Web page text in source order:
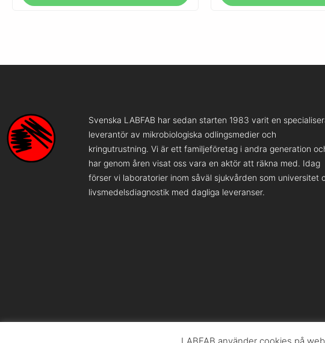
Svenska LABFAB har sedan starten 1983 varit en
leverantör av mikrobiologiska odlingsmedier och
kringutrustning. Vi är ett familjeföretag i andra generation
har genom åren visat oss vara en aktör att räkna med. Idag
förser vi laboratorier inom såväl sjukvården som universitet
livsmedelsdiagnostik med dagliga leveranser.